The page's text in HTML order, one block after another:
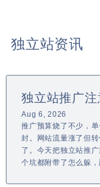
独立站资讯
独立站推广注
Aug 6, 2026
推广预算烧了不少，
封。网站流量涨了但
了。今天把独立站推
个坑都附带了怎么躲，